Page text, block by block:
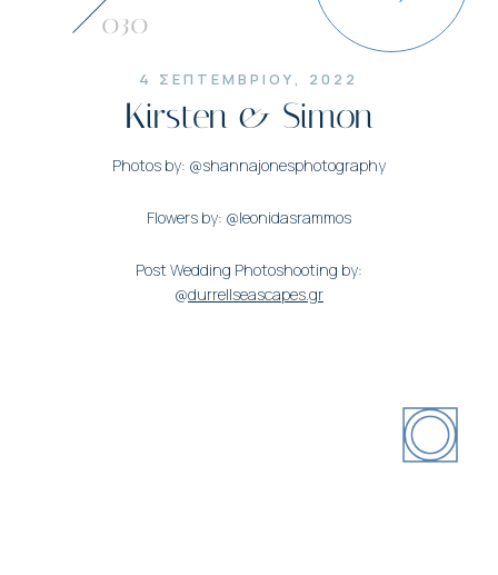
030
4 ΣΕΠΤΕΜΒΡΙΟΥ, 2022
Kirsten & Simon
Photos by: @shannajonesphotography
Flowers by: @leonidasrammos
Post Wedding Photoshooting by:
@durrellseascapes.gr